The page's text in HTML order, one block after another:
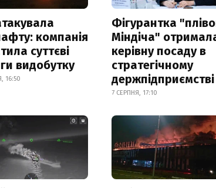
компанія
суттєві
видобутку
16:50
Фігурантка
Міндіча"
керівну посаду в
стратегічному
держпідприємстві
7 СЕРПНЯ, 17:10